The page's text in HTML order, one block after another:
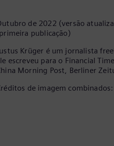
de 2022 (versão
publicação)
Krüger é um jornalista
escreveu para o Financial
Morning Post, Berliner
de imagem